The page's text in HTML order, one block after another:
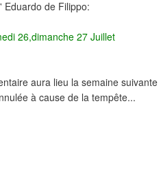
Eduardo de Filippo:
26,dimanche 27 Juillet
aura lieu la semaine suivante
à cause de la tempête...